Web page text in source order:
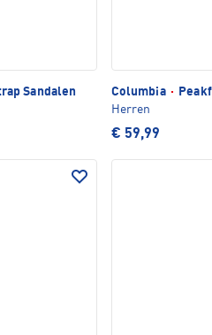
Sandalen
Columbia ·
Herren
€ 59,99